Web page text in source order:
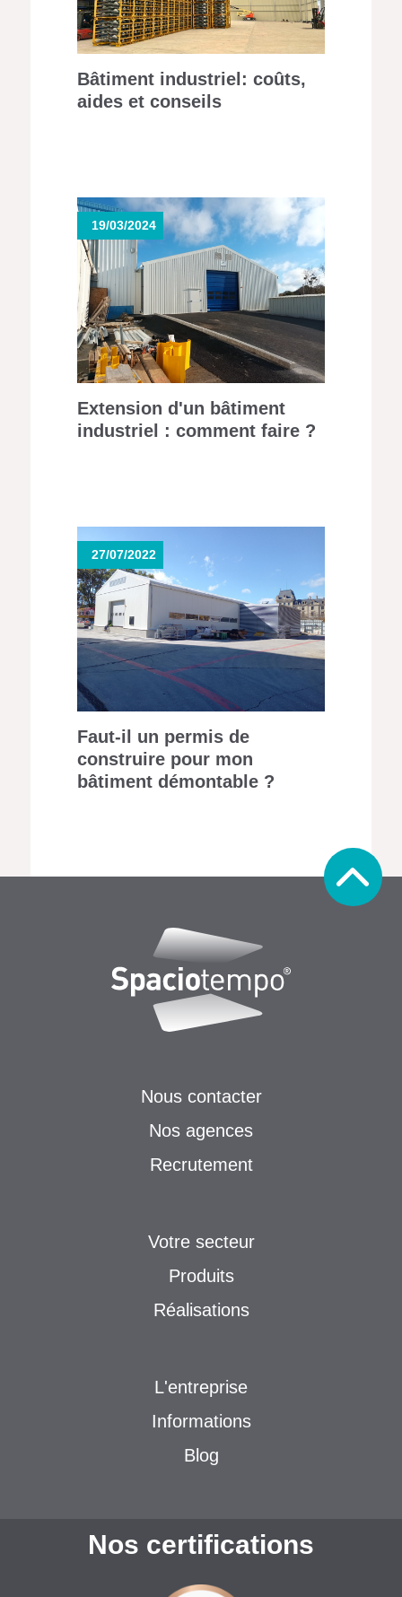
Bâtiment industriel: coûts,
aides et conseils
19/03/2024
Extension d'un bâtiment
industriel : comment faire ?
27/07/2022
Faut-il un permis de
construire pour mon
bâtiment démontable ?
Nous contacter
Nos agences
Recrutement
Votre secteur
Produits
Réalisations
L'entreprise
Informations
Blog
Nos certifications